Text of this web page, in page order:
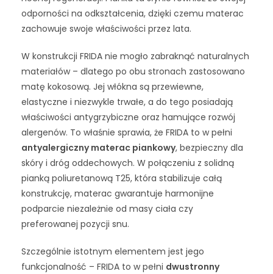
odporności na odkształcenia, dzięki czemu materac
zachowuje swoje właściwości przez lata.
W konstrukcji FRIDA nie mogło zabraknąć naturalnych
materiałów – dlatego po obu stronach zastosowano
matę kokosową. Jej włókna są przewiewne,
elastyczne i niezwykle trwałe, a do tego posiadają
właściwości antygrzybiczne oraz hamujące rozwój
alergenów. To właśnie sprawia, że FRIDA to w pełni
antyalergiczny materac piankowy, bezpieczny dla
skóry i dróg oddechowych. W połączeniu z solidną
pianką poliuretanową T25, która stabilizuje całą
konstrukcję, materac gwarantuje harmonijne
podparcie niezależnie od masy ciała czy
preferowanej pozycji snu.
Szczególnie istotnym elementem jest jego
funkcjonalność – FRIDA to w pełni dwustronny